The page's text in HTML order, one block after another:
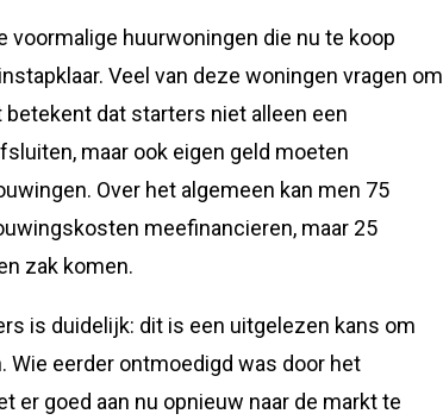
voormalige huurwoningen die nu te koop
Veel van deze woningen vragen om
betekent dat starters niet alleen een
maar ook eigen geld moeten
Over het algemeen kan men 75
meefinancieren, maar 25
zak komen.
is duidelijk: dit is een uitgelezen kans om
Wie eerder ontmoedigd was door het
er goed aan nu opnieuw naar de markt te